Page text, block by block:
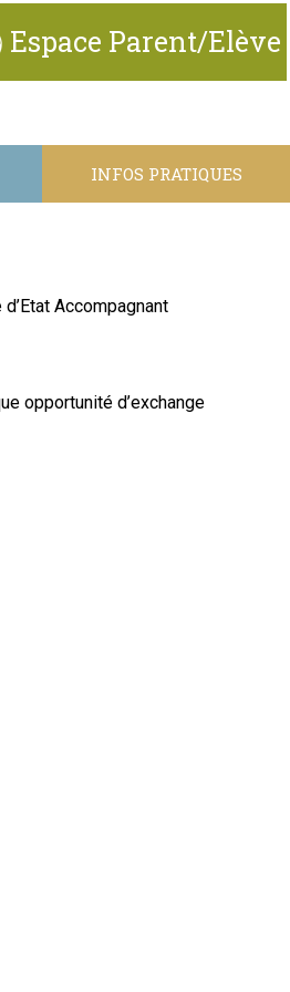
Espace Parent/Elève
INFOS PRATIQUES
Accompagnant
opportunité d’exchange